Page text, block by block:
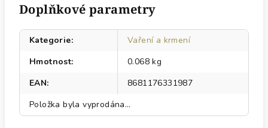
Doplňkové parametry
Kategorie:
Vaření a krmení
Hmotnost:
0.068 kg
EAN:
8681176331987
Položka byla vyprodána…